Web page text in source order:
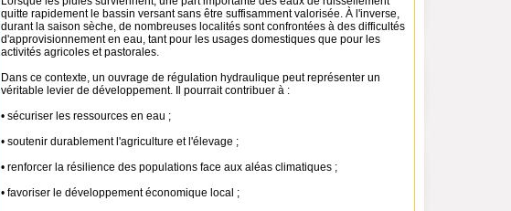
quitte rapidement le bassin versant sans être suffisamment valorisée. À l'inverse,
durant la saison sèche, de nombreuses localités sont confrontées à des difficultés
d'approvisionnement en eau, tant pour les usages domestiques que pour les
activités agricoles et pastorales.
Dans ce contexte, un ouvrage de régulation hydraulique peut représenter un
véritable levier de développement. Il pourrait contribuer à :
• sécuriser les ressources en eau ;
• soutenir durablement l'agriculture et l'élevage ;
• renforcer la résilience des populations face aux aléas climatiques ;
• favoriser le développement économique local ;